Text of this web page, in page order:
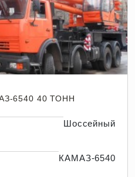
6540 40 ТОНН
Шоссейный
КАМАЗ-6540